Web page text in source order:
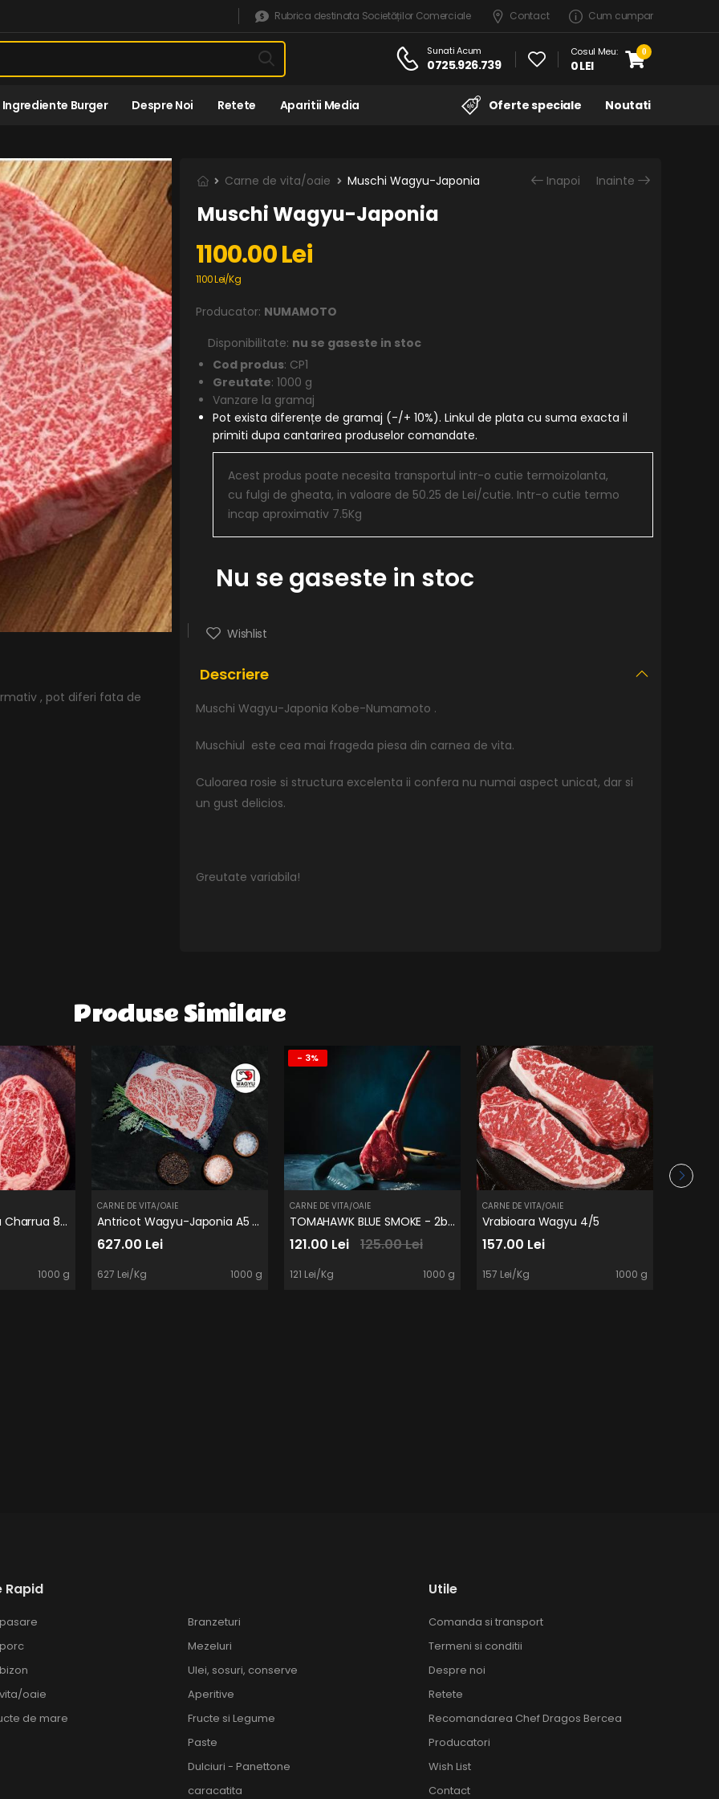
Rubrica destinata Societăților Comerciale Contact Cum cumpar
Sunati Acum
0725.926.739
Cosul Meu:
0 LEI
0
Burger Despre Noi Retete Aparitii Media Oferte speciale Noutati
, pot diferi fata de
Carne de vita/oaie Muschi Wagyu-Japonia Inapoi Inainte
Muschi Wagyu-Japonia
1100.00 Lei
1100 Lei/Kg
Producator: NUMAMOTO
Disponibilitate: nu se gaseste in stoc
Cod produs: CP1
Greutate: 1000 g
Vanzare la gramaj
Pot exista diferențe de gramaj (-/+ 10%). Linkul de plata cu suma exacta il
primiti dupa cantarirea produselor comandate.
Acest produs poate necesita transportul intr-o cutie termoizolanta,
cu fulgi de gheata, in valoare de 50.25 de Lei/cutie. Intr-o cutie termo
incap aproximativ 7.5Kg
Nu se gaseste in stoc
Wishlist
Descriere
Muschi Wagyu-Japonia Kobe-Numamoto .
Muschiul este cea mai frageda piesa din carnea de vita.
Culoarea rosie si structura excelenta ii confera nu numai aspect unicat, dar si
un gust delicios.
Greutate variabila!
Produse Similare
ANTRICOT Wagyu Charrua 8/9
1000 g
CARNE DE VITA/OAIE
Antricot Wagyu-Japonia A5 Bms11 MIYAZAKI
627.00 Lei
627 Lei/Kg 1000 g
- 3%
CARNE DE VITA/OAIE
TOMAHAWK BLUE SMOKE - 2buc/cutie
121.00 Lei 125.00 Lei
121 Lei/Kg 1000 g
CARNE DE VITA/OAIE
Vrabioara Wagyu 4/5
157.00 Lei
157 Lei/Kg 1000 g
Rapid
oaie
de mare
Branzeturi
Mezeluri
Ulei, sosuri, conserve
Aperitive
Fructe si Legume
Paste
Dulciuri - Panettone
caracatita
Utile
Comanda si transport
Termeni si conditii
Despre noi
Retete
Recomandarea Chef Dragos Bercea
Producatori
Wish List
Contact